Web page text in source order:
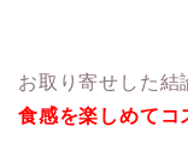
お取り寄せした結
食感を楽しめてコ